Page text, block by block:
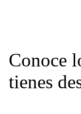
Conoce
tienes